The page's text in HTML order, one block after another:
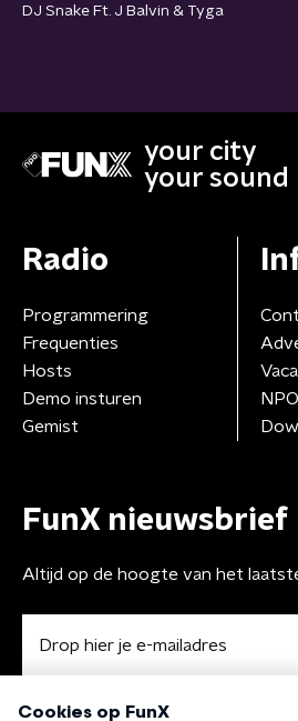
DJ Snake Ft. J Balvin & Tyga
your city
your sound
Radio
Programmering
Frequenties
Hosts
Demo insturen
Gemist
FunX nieuwsbrief
Altijd op de hoogte van het